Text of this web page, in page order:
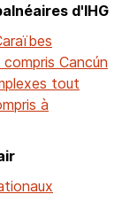
d'IHG
Cancún
tout
à